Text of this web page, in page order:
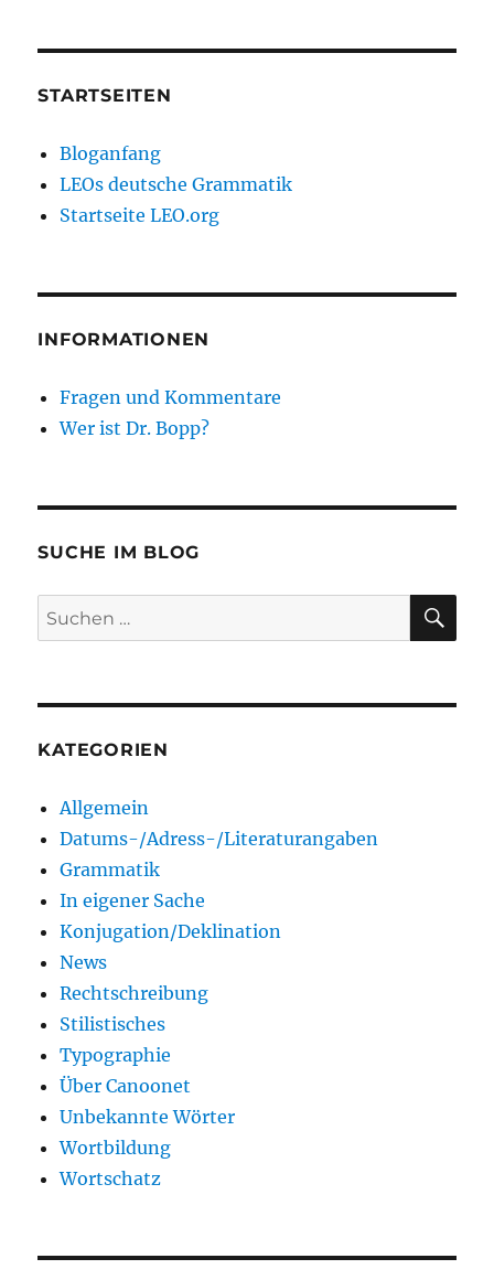
STARTSEITEN
Bloganfang
LEOs deutsche Grammatik
Startseite LEO.org
INFORMATIONEN
Fragen und Kommentare
Wer ist Dr. Bopp?
SUCHE IM BLOG
Suchen
nach:
KATEGORIEN
Allgemein
Datums-/Adress-/Literaturangaben
Grammatik
In eigener Sache
Konjugation/Deklination
News
Rechtschreibung
Stilistisches
Typographie
Über Canoonet
Unbekannte Wörter
Wortbildung
Wortschatz